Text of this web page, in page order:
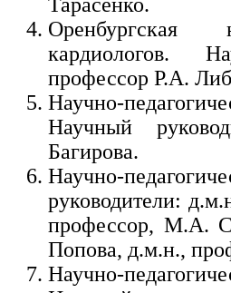
Оренбургская
кардиологов.
профессор Р.А.
Научно-
Научный
Багирова.
Научно-
руководители:
профессор, М.А.
Попова, д.м.н.,
Научно-